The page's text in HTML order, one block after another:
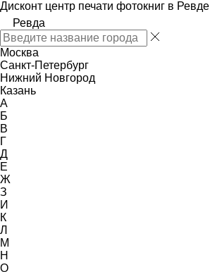
Дисконт центр печати фотокниг в Ревде
Ревда
Москва
Санкт-Петербург
Нижний Новгород
Казань
А
Б
В
Г
Д
Е
Ж
З
И
К
Л
М
Н
О